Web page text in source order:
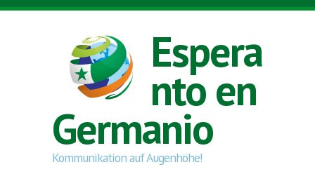
Skip to main content
Espera
nto en
Germanio
Kommunikation auf Augenhöhe!